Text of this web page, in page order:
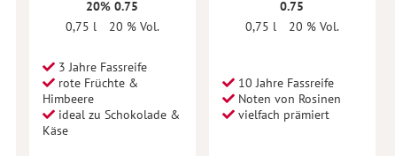
20% 0.75
0,75 l
20 % Vol.
3 Jahre Fassreife
rote Früchte &
Himbeere
ideal zu Schokolade &
Käse
0.75
0,75 l
20 % Vol.
10 Jahre Fassreife
Noten von Rosinen
vielfach prämiert